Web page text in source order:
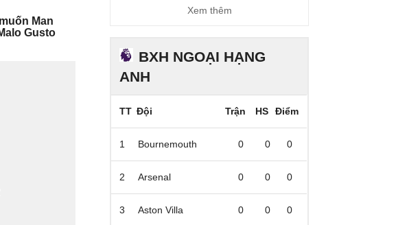
Xem thêm
BXH NGOẠI HẠNG
ANH
TT Đội Trận HS Điểm
1 Bournemouth 0 0 0
2 Arsenal 0 0 0
3 Aston Villa 0 0 0